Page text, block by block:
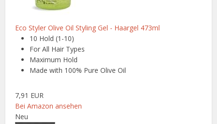
Eco Styler Olive Oil Styling Gel - Haargel 473ml
10 Hold (1-10)
For All Hair Types
Maximum Hold
Made with 100% Pure Olive Oil
7,91 EUR
Bei Amazon ansehen
Neu